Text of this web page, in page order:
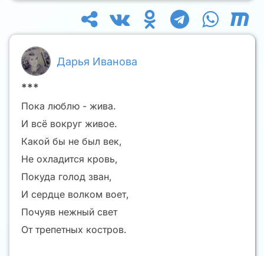
Дарья Иванова
***
Пока люблю - жива.
И всё вокруг живое.
Какой бы не был век,
Не охладится кровь,
Покуда голод зван,
И сердце волком воет,
Почуяв нежный свет
От трепетных костров.